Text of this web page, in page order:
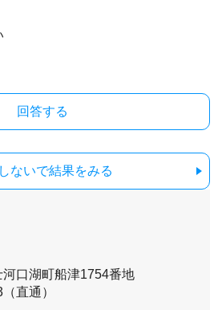
ないで結果をみる
口湖町船津1754番地
直通）